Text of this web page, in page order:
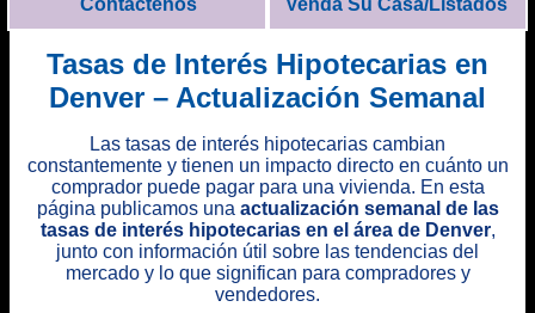
Contáctenos Venda Su Casa/Listados
Tasas de Interés Hipotecarias en
Denver – Actualización Semanal
Las tasas de interés hipotecarias cambian
constantemente y tienen un impacto directo en cuánto un
comprador puede pagar para una vivienda. En esta
página publicamos una actualización semanal de las
tasas de interés hipotecarias en el área de Denver,
junto con información útil sobre las tendencias del
mercado y lo que significan para compradores y
vendedores.